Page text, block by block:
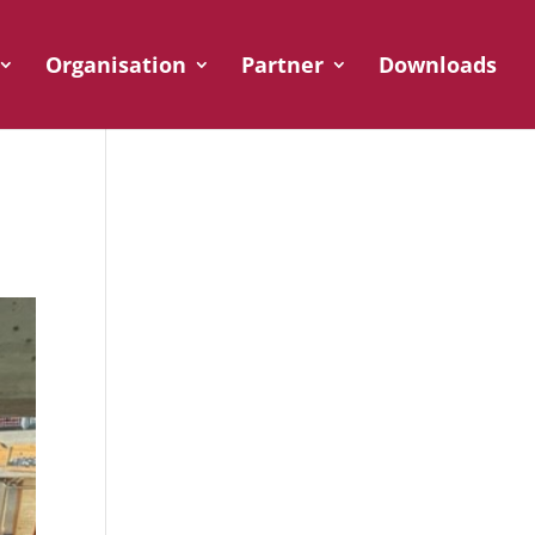
Organisation Partner Downloads